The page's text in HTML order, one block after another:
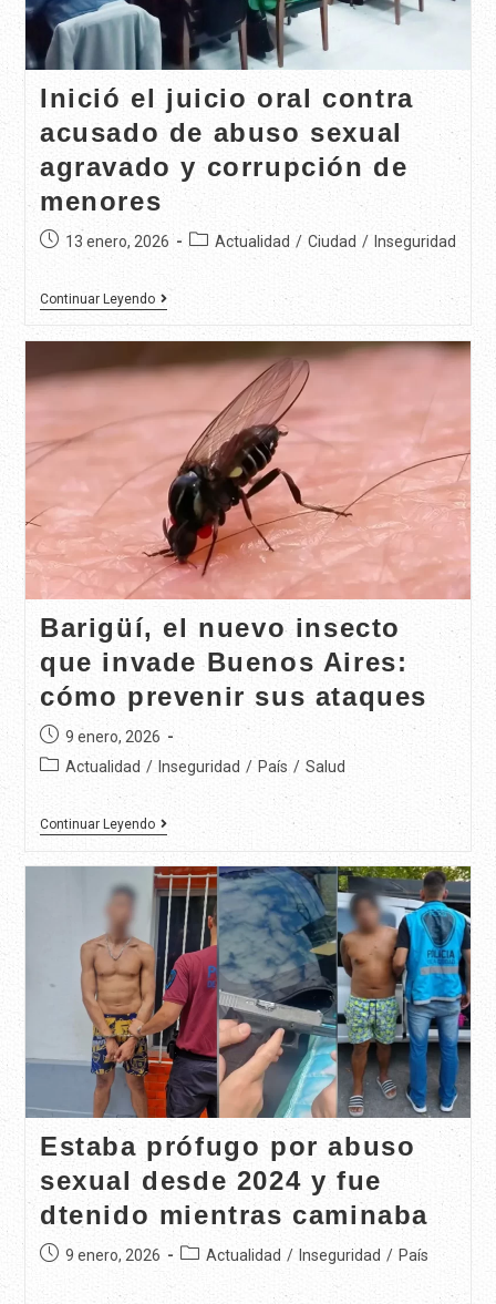
Inició el juicio oral contra
acusado de abuso sexual
agravado y corrupción de
menores
13 enero, 2026 Actualidad / Ciudad / Inseguridad
Continuar Leyendo
Barigüí, el nuevo insecto
que invade Buenos Aires:
cómo prevenir sus ataques
9 enero, 2026
Actualidad / Inseguridad / País / Salud
Continuar Leyendo
Estaba prófugo por abuso
sexual desde 2024 y fue
dtenido mientras caminaba
9 enero, 2026 Actualidad / Inseguridad / País